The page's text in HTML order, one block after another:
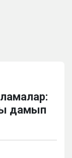
дамып